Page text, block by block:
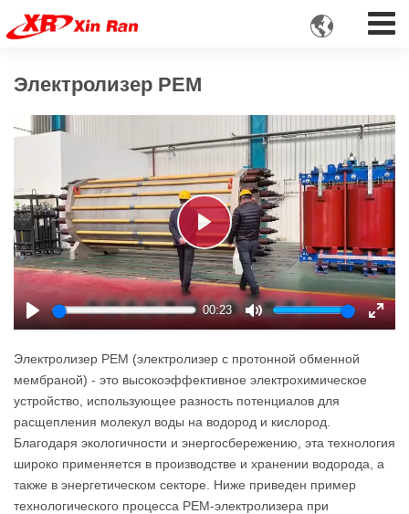

Электролизер PEM
Play
00:23
Mute
Enter
Play
Электролизер PEM (электролизер с протонной обменной
мембраной) - это высокоэффективное электрохимическое
устройство, использующее разность потенциалов для
расщепления молекул воды на водород и кислород.
Благодаря экологичности и энергосбережению, эта технология
широко применяется в производстве и хранении водорода, а
также в энергетическом секторе. Ниже приведен пример
технологического процесса PEM-электролизера при